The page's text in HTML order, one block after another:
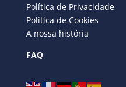
Política de Privacidade
Política de Cookies
A nossa história
FAQ